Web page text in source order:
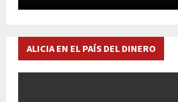
ALICIA EN EL PAÍS DEL DINERO